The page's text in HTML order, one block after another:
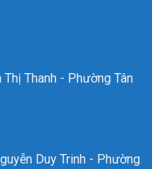
Thanh - Phường Tân
Duy Trinh - Phường